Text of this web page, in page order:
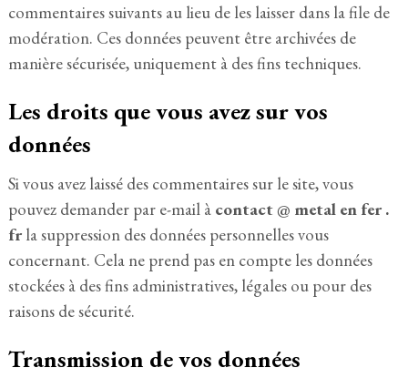
commentaires suivants au lieu de les laisser dans la file de
modération. Ces données peuvent être archivées de
manière sécurisée, uniquement à des fins techniques.
Les droits que vous avez sur vos
données
Si vous avez laissé des commentaires sur le site, vous
pouvez demander par e-mail à contact @ metal en fer .
frla suppression des données personnelles vous
concernant. Cela ne prend pas en compte les données
stockées à des fins administratives, légales ou pour des
raisons de sécurité.
Transmission de vos données